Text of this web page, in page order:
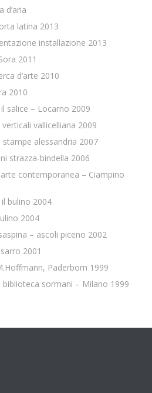
d’aria
latina 2013
installazione 2013
2011
d’arte 2010
2010
salice – Locarno 2009
vallicelliana 2009
alessandria 2007
strazza-bindella 2006
contemporanea – Ciampino
bulino 2004
2004
– ascoli piceno 2002
2001
Paderborn 1999
sormani – Milano 1999